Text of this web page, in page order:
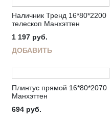
Наличник Тренд 16*80*2200
телескоп Манхэттен
1 197 руб.
ДОБАВИТЬ
Плинтус прямой 16*80*2070
Манхэттен
694 руб.